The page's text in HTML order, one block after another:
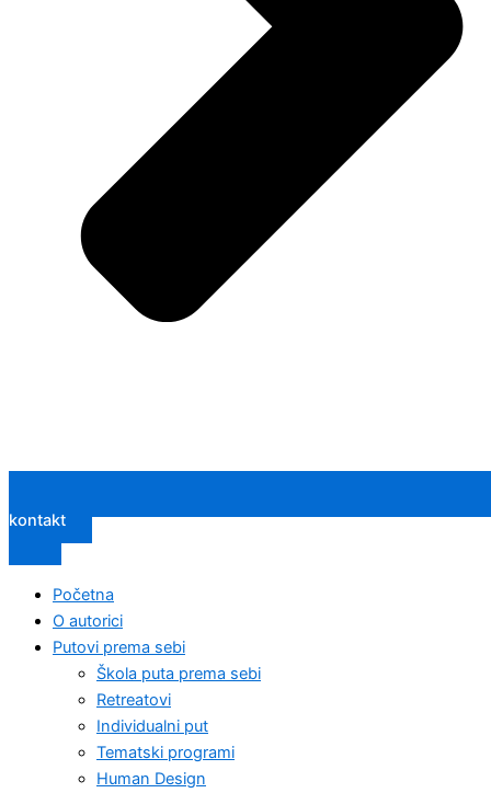
kontakt
Početna
O autorici
Putovi prema sebi
Škola puta prema sebi
Retreatovi
Individualni put
Tematski programi
Human Design